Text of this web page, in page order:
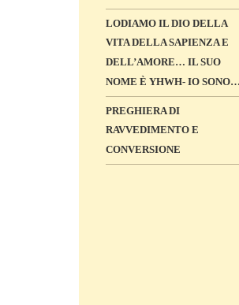
LODIAMO IL DIO DELLA
VITA DELLA SAPIENZA E
DELL’AMORE… IL SUO
NOME È YHWH- IO SONO…
PREGHIERA DI
RAVVEDIMENTO E
CONVERSIONE